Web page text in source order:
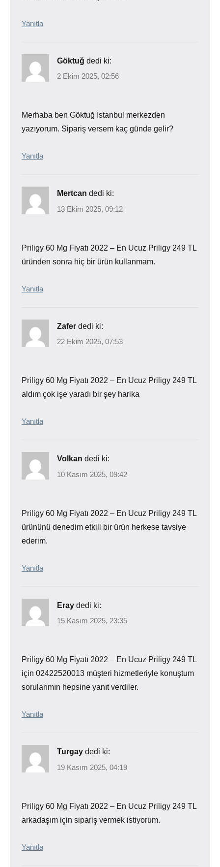
Yanıtla
Göktuğ dedi ki:
2 Ekim 2025, 02:56
Merhaba ben Göktuğ İstanbul merkezden
yazıyorum. Sipariş versem kaç günde gelir?
Yanıtla
Mertcan dedi ki:
13 Ekim 2025, 09:12
Priligy 60 Mg Fiyatı 2022 – En Ucuz Priligy 249 TL
üründen sonra hiç bir ürün kullanmam.
Yanıtla
Zafer dedi ki:
22 Ekim 2025, 07:53
Priligy 60 Mg Fiyatı 2022 – En Ucuz Priligy 249 TL
aldım çok işe yaradı bir şey harika
Yanıtla
Volkan dedi ki:
10 Kasım 2025, 09:42
Priligy 60 Mg Fiyatı 2022 – En Ucuz Priligy 249 TL
ürününü denedim etkili bir ürün herkese tavsiye
ederim.
Yanıtla
Eray dedi ki:
15 Kasım 2025, 23:35
Priligy 60 Mg Fiyatı 2022 – En Ucuz Priligy 249 TL
için 02422520013 müşteri hizmetleriyle konuştum
sorularımın hepsine yanıt verdiler.
Yanıtla
Turgay dedi ki:
19 Kasım 2025, 04:19
Priligy 60 Mg Fiyatı 2022 – En Ucuz Priligy 249 TL
arkadaşım için sipariş vermek istiyorum.
Yanıtla